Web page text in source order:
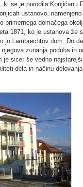
ki se je porodila Konjičanu
ustanovo,
primernega domačega
1871, ko je ustanova že
jo Lambrechtov dom. Do
zunanja podoba in
je sicer še vedno
dela in načinu